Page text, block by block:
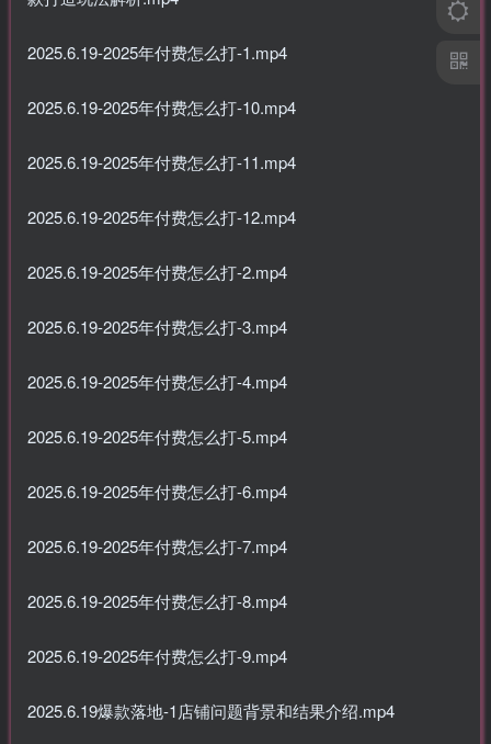
2025.6.19-2025年付费怎么打-1.mp4
2025.6.19-2025年付费怎么打-10.mp4
2025.6.19-2025年付费怎么打-11.mp4
2025.6.19-2025年付费怎么打-12.mp4
2025.6.19-2025年付费怎么打-2.mp4
2025.6.19-2025年付费怎么打-3.mp4
2025.6.19-2025年付费怎么打-4.mp4
2025.6.19-2025年付费怎么打-5.mp4
2025.6.19-2025年付费怎么打-6.mp4
2025.6.19-2025年付费怎么打-7.mp4
2025.6.19-2025年付费怎么打-8.mp4
2025.6.19-2025年付费怎么打-9.mp4
2025.6.19爆款落地-1店铺问题背景和结果介绍.mp4